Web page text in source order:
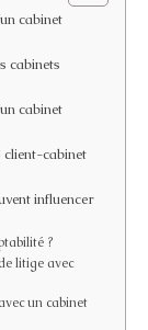
cabinet
cabinets
cabinet
client-cabinet
influencer
?
litige avec
un cabinet